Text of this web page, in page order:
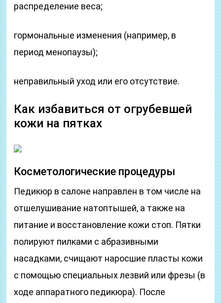
распределение веса;
гормональные изменения (например, в
период менопаузы);
неправильный уход или его отсутствие.
Как избавиться от огрубевшей
кожи на пятках
Косметологические процедуры
Педикюр в салоне направлен в том числе на
отшелушивание натоптышей, а также на
питание и восстановление кожи стоп. Пятки
полируют пилками с абразивными
насадками, счищают наросшие пласты кожи
с помощью специальных лезвий или фрезы (в
ходе аппаратного педикюра). После